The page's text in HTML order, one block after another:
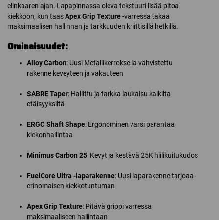
elinkaaren ajan. Lapapinnassa oleva tekstuuri lisää pitoa
kiekkoon, kun taasApex Grip Texture-varressa takaa
maksimaalisen hallinnan ja tarkkuuden kriittisillä hetkillä.
Ominaisuudet:
Alloy Carbon: Uusi Metallikerroksella vahvistettu
rakenne keveyteen ja vakauteen
SABRE Taper: Hallittu ja tarkka laukaisu kaikilta
etäisyyksiltä
ERGO Shaft Shape: Ergonominen varsi parantaa
kiekonhallintaa
Minimus Carbon 25: Kevyt ja kestävä 25K hiilikuitukudos
FuelCore Ultra -laparakenne: Uusi laparakenne tarjoaa
erinomaisen kiekkotuntuman
Apex Grip Texture: Pitävä grippi varressa
maksimaaliseen hallintaan